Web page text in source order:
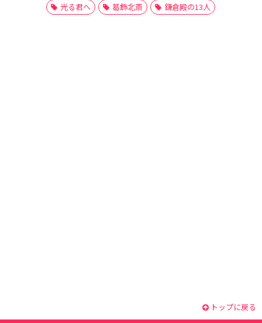
光る君へ
葛飾北斎 鎌倉殿の13人
トップに戻る